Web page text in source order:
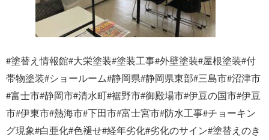
#塗替え情報館#大栄塗装#塗装工事#外壁塗装#屋根塗装#付
帯物塗装#ショールーム#静岡県#静岡県東部#三島市#沼津市
#富士市#静岡市#清水町#裾野市#御殿場市#伊豆の国市#伊豆
市#伊東市#熱海市#下田市#富士宮市#防水工事#チョーキン
グ現象#白亜化#色褪せ#経年劣化#劣化のサイン#塗替えのき